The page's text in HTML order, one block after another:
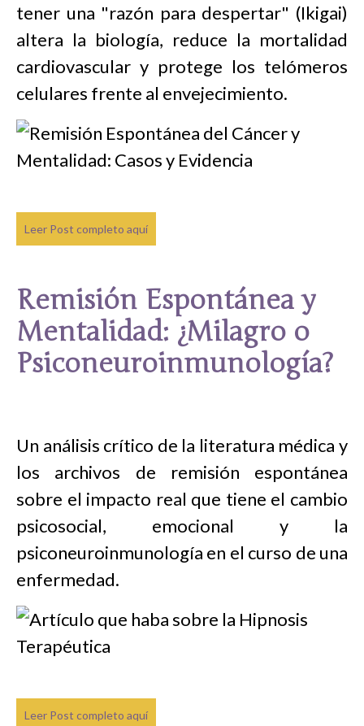
tener una "razón para despertar" (Ikigai)
altera la biología, reduce la mortalidad
cardiovascular y protege los telómeros
celulares frente al envejecimiento.
Leer Post completo aquí
Remisión Espontánea y
Mentalidad: ¿Milagro o
Psiconeuroinmunología?
Un análisis crítico de la literatura médica y
los archivos de remisión espontánea
sobre el impacto real que tiene el cambio
psicosocial, emocional y la
psiconeuroinmunología en el curso de una
enfermedad.
Leer Post completo aquí